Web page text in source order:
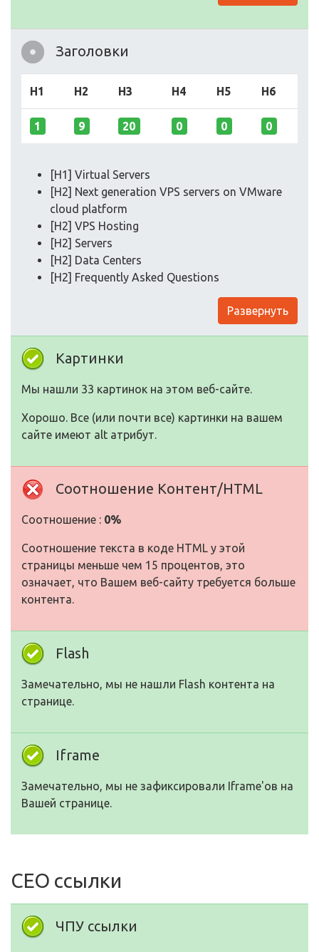
Заголовки
H1 H2 H3 H4 H5 H6
1 9 20 0 0 0
[H1] Virtual Servers
[H2] Next generation VPS servers on VMware
cloud platform
[H2] VPS Hosting
[H2] Servers
[H2] Data Centers
[H2] Frequently Asked Questions
Развернуть
Картинки
Мы нашли 33 картинок на этом веб-сайте.
Хорошо. Все (или почти все) картинки на вашем
сайте имеют alt атрибут.
Соотношение Контент/HTML
Соотношение : 0%
Соотношение текста в коде HTML у этой
страницы меньше чем 15 процентов, это
означает, что Вашем веб-сайту требуется больше
контента.
Flash
Замечательно, мы не нашли Flash контента на
странице.
Iframe
Замечательно, мы не зафиксировали Iframe'ов на
Вашей странице.
СЕО ссылки
ЧПУ ссылки